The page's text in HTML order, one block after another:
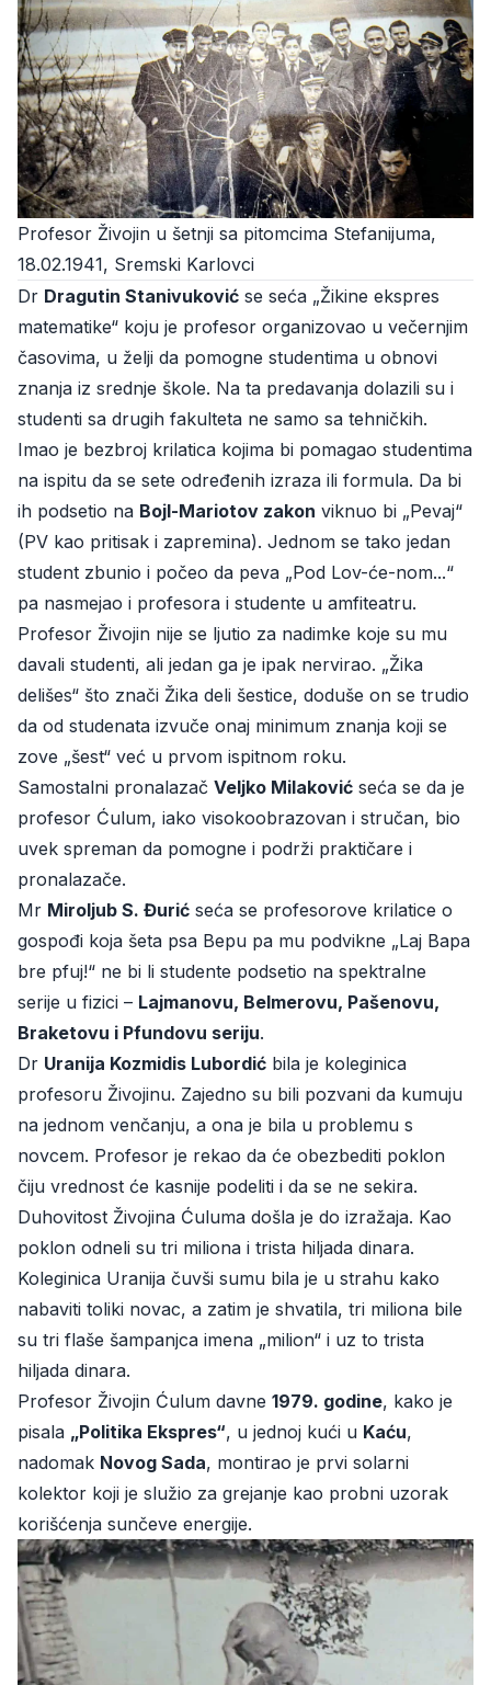
Profesor Živojin u šetnji sa pitomcima Stefanijuma,
18.02.1941, Sremski Karlovci
Dr Dragutin Stanivuković se seća „Žikine ekspres
matematike“ koju je profesor organizovao u večernjim
časovima, u želji da pomogne studentima u obnovi
znanja iz srednje škole. Na ta predavanja dolazili su i
studenti sa drugih fakulteta ne samo sa tehničkih.
Imao je bezbroj krilatica kojima bi pomagao studentima
na ispitu da se sete određenih izraza ili formula. Da bi
ih podsetio na Bojl-Mariotov zakon viknuo bi „Pevaj“
(PV kao pritisak i zapremina). Jednom se tako jedan
student zbunio i počeo da peva „Pod Lov-će-nom...“
pa nasmejao i profesora i studente u amfiteatru.
Profesor Živojin nije se ljutio za nadimke koje su mu
davali studenti, ali jedan ga je ipak nervirao. „Žika
delišes“ što znači Žika deli šestice, doduše on se trudio
da od studenata izvuče onaj minimum znanja koji se
zove „šest“ već u prvom ispitnom roku.
Samostalni pronalazač Veljko Milaković seća se da je
profesor Ćulum, iako visokoobrazovan i stručan, bio
uvek spreman da pomogne i podrži praktičare i
pronalazače.
Mr Miroljub S. Đurić seća se profesorove krilatice o
gospođi koja šeta psa Bepu pa mu podvikne „Laj Bapa
bre pfuj!“ ne bi li studente podsetio na spektralne
serije u fizici – Lajmanovu, Belmerovu, Pašenovu,
Braketovu i Pfundovu seriju.
Dr Uranija Kozmidis Lubordić bila je koleginica
profesoru Živojinu. Zajedno su bili pozvani da kumuju
na jednom venčanju, a ona je bila u problemu s
novcem. Profesor je rekao da će obezbediti poklon
čiju vrednost će kasnije podeliti i da se ne sekira.
Duhovitost Živojina Ćuluma došla je do izražaja. Kao
poklon odneli su tri miliona i trista hiljada dinara.
Koleginica Uranija čuvši sumu bila je u strahu kako
nabaviti toliki novac, a zatim je shvatila, tri miliona bile
su tri flaše šampanjca imena „milion“ i uz to trista
hiljada dinara.
Profesor Živojin Ćulum davne 1979. godine, kako je
pisala „Politika Ekspres“, u jednoj kući u Kaću,
nadomak Novog Sada, montirao je prvi solarni
kolektor koji je služio za grejanje kao probni uzorak
korišćenja sunčeve energije.